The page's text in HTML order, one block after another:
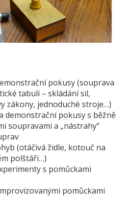
pokusy (souprava
tabuli – skládání sil,
zákony, jednoduché stroje…)
demonstrační pokusy s běžně
soupravami a „nástrahy“
(otáčivá židle, kotouč na
polštáři…)
s pomůckami
pomůckami